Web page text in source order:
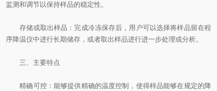
监测和调节以保持样品的稳定性。
存储或取出样品：完成冷冻保存后，用户可以选择将样品留在程
序降温仪中进行长期储存，或者取出样品进行进一步处理或分析。
三、主要特点
精确可控：能够提供精确的温度控制，使得样品能够在规定的降